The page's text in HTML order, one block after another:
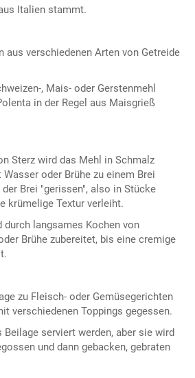
Italien stammt.
aus verschiedenen Arten von Getreide
, Mais- oder Gerstenmehl
in der Regel aus Maisgrieß
Sterz wird das Mehl in Schmalz
oder Brühe zu einem Brei
Brei "gerissen", also in Stücke
krümelige Textur verleiht.
durch langsames Kochen von
Brühe zubereitet, bis eine cremige
zu Fleisch- oder Gemüsegerichten
verschiedenen Toppings gegessen.
Beilage serviert werden, aber sie wird
und dann gebacken, gebraten